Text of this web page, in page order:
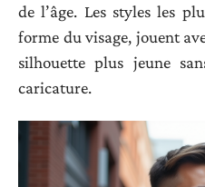
de l’âge. Les styles les
forme du visage, jouent
silhouette plus jeune
caricature.